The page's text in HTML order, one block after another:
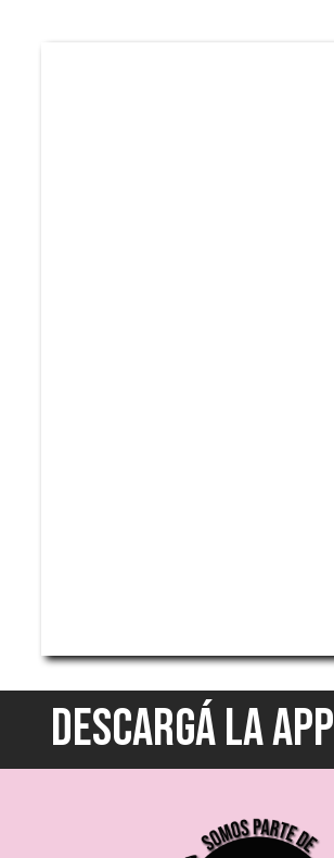
DESCARGÁ LA APP